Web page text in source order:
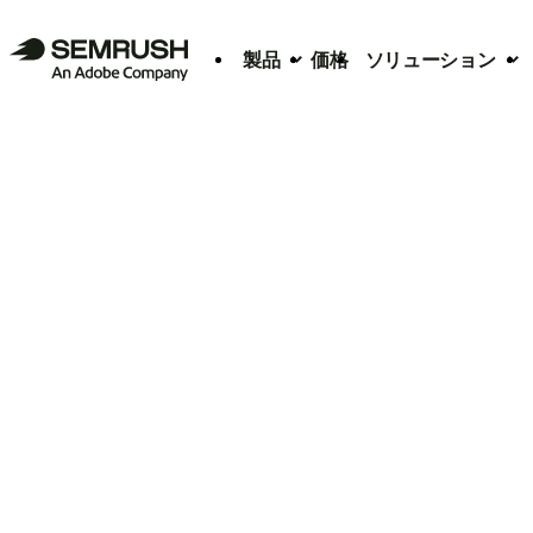
製品 価格 ソリューション